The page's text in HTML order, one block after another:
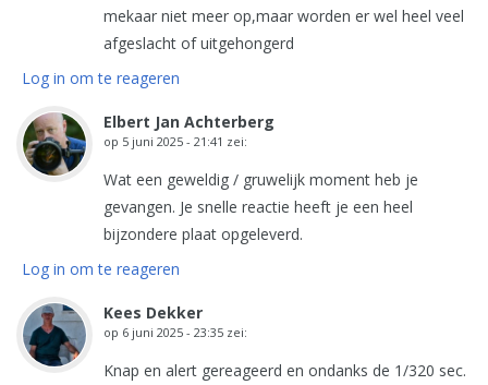
mekaar niet meer op,maar worden er wel heel veel
afgeslacht of uitgehongerd
Log in om te reageren
Elbert Jan Achterberg
op 5 juni 2025 - 21:41 zei:
Wat een geweldig / gruwelijk moment heb je
gevangen. Je snelle reactie heeft je een heel
bijzondere plaat opgeleverd.
Log in om te reageren
Kees Dekker
op 6 juni 2025 - 23:35 zei:
Knap en alert gereageerd en ondanks de 1/320 sec.